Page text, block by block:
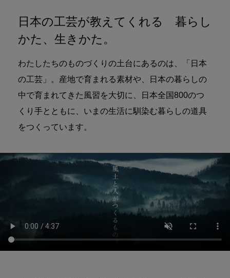
日本の工芸が教えてくれる 暮らし
かた、生きかた。
わたしたちのものづくりの土台にあるのは、「日本
の工芸」。産地で育まれる素材や、日本の暮らしの
中で育まれてきた風習を大切に、日本全国800のつ
くり手とともに、いまの生活に馴染む暮らしの道具
をつくっています。